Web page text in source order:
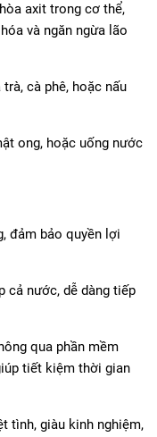
axit trong cơ thể,
và ngăn ngừa lão
trà, cà phê, hoặc nấu
ong, hoặc uống nước
đảm bảo quyền lợi
cả nước, dễ dàng tiếp
qua phần mềm
tiết kiệm thời gian
tình, giàu kinh nghiệm,